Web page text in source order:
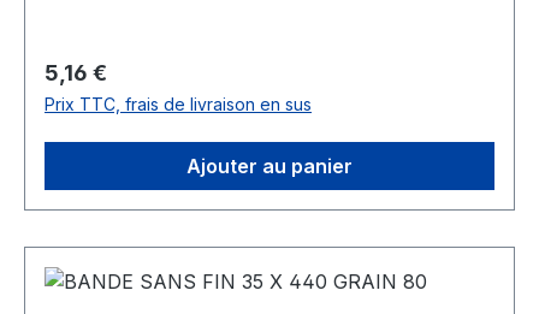
Prix régulier :
5,16 €
Prix TTC, frais de livraison en sus
Ajouter au panier